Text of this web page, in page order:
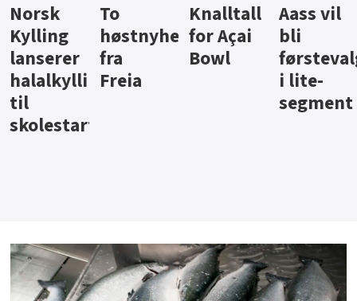
Knalltall
for Açai
Bowl
Aass vil
bli
førstevalg
i lite-
Brus og
jus fra
Berentsen
Hard
iste fra
Hansa